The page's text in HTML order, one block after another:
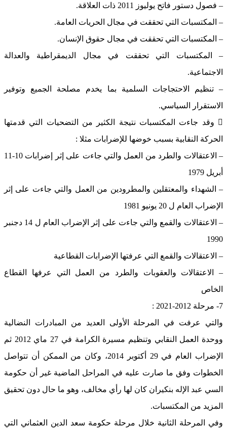
– فصول دستور فاتح يوليوز 2011 ذات العلاقة.
– المكتسبات التي تحققت في مجال الحريات العامة.
– المكتسبات التي تحققت في مجال حقوق الإنسان.
– المكتسبات التي تحققت في مجال الديمقراطية والعدالة
الاجتماعية.
– تنظيم الاحتجاجات السلمية بما يخدم مصلحة الجميع وتوفير
الاستقرار السياسي.
 وقد جاءت المكتسبات نتيجة الكثير من التضحيات التي قدمتها
الحركة النقابية بسبب خوضها للإضرابات مثلا :
– الاعتقالات والطرد من العمل والتي جاءت على إثر إضرابات 10-11
أبريل 1979
– الشهداء والمعتقلين والمطرودين من العمل والتي جاءت على إثر
الإضراب العام ل 20 يونيو 1981
– الاعتقالات والقمع والتي جاءت على إثر الإضراب العام ل 14 دجنبر
1990
– الاعتقالات والقمع التي عرفتها الإضرابات القطاعية
– الاعتقالات والعقوبات والطرد من العمل التي عرفها القطاع
الخاص
7- مرحلة 2012-2021 :
والتي عرفت في المرحلة الأولى العديد من المبادرات النضالية
ووحدة العمل النقابي وتنظيم مسيرة الكرامة في 27 ماي 2012 ثم
الإضراب العام في 29 أكتوبر 2014، وكان من الممكن أن تتواصل
الخطوات وفق ما صارت عليه في المراحل الماضية غير أن حكومة
السي عبد الإله بنكيران كان لها رأي مخالف، وهو ما حال دون تحقيق
المزيد من المكتسبات.
وفي المرحلة الثانية خلال مرحلة حكومة سعد الدين العثماني التي